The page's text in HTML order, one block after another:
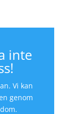
inte
Vi kan
genom